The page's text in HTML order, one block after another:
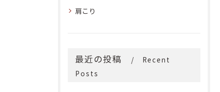
肩こり
最近の投稿
Recent
Posts